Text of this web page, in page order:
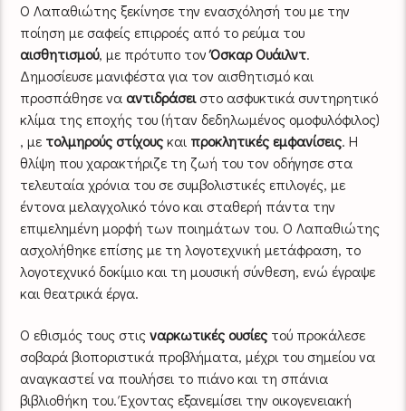
Ο Λαπαθιώτης ξεκίνησε την ενασχόλησή του με την
ποίηση με σαφείς επιρροές από το ρεύμα του
αισθητισμού, με πρότυπο τονΌσκαρ Ουάιλντ.
Δημοσίευσε μανιφέστα για τον αισθητισμό και
προσπάθησε να αντιδράσειστο ασφυκτικά συντηρητικό
κλίμα της εποχής του (ήταν δεδηλωμένος ομοφυλόφιλος)
, με τολμηρούς στίχουςκαι προκλητικές εμφανίσεις. Η
θλίψη που χαρακτήριζε τη ζωή του τον οδήγησε στα
τελευταία χρόνια του σε συμβολιστικές επιλογές, με
έντονα μελαγχολικό τόνο και σταθερή πάντα την
επιμελημένη μορφή των ποιημάτων του. Ο Λαπαθιώτης
ασχολήθηκε επίσης με τη λογοτεχνική μετάφραση, το
λογοτεχνικό δοκίμιο και τη μουσική σύνθεση, ενώ έγραψε
και θεατρικά έργα.
Ο εθισμός τους στιςναρκωτικές ουσίες τού προκάλεσε
σοβαρά βιοποριστικά προβλήματα, μέχρι του σημείου να
αναγκαστεί να πουλήσει το πιάνο και τη σπάνια
βιβλιοθήκη του. Έχοντας εξανεμίσει την οικογενειακή